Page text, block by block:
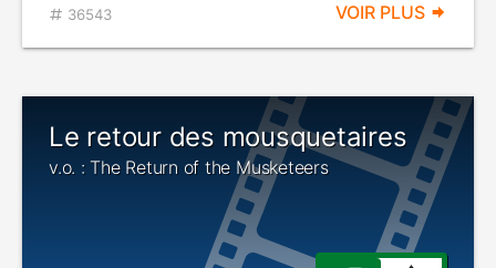
36543 VOIR PLUS
Le retour des mousquetaires
v.o. : The Return of the Musketeers